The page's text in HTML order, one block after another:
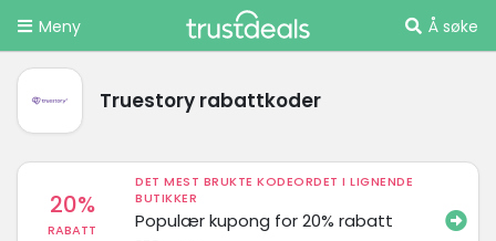
Meny Å søke
Truestory rabattkoder
20%
RABATT
DET MEST BRUKTE KODEORDET I LIGNENDE
BUTIKKER
Populær kupong for 20% rabatt